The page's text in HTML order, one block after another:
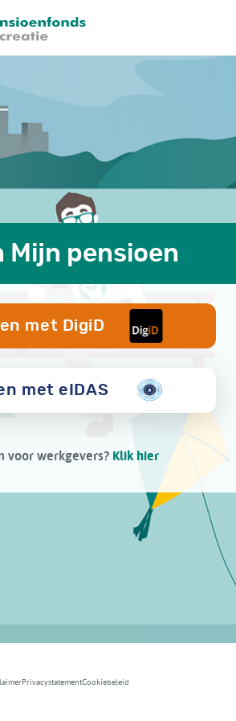
Mijn pensioen
met DigiD
met eIDAS
voor werkgevers? Klik hier
PrivacystatementCookiebeleid